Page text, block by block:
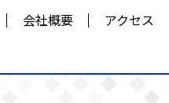
会社概要
アクセス